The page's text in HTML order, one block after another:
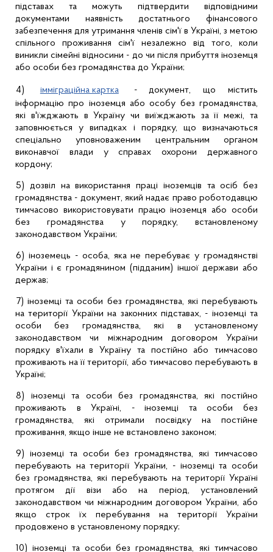
підставах та можуть підтвердити відповідними
документами наявність достатнього фінансового
забезпечення для утримання членів сім'ї в Україні, з метою
спільного проживання сім'ї незалежно від того, коли
виникли сімейні відносини - до чи після прибуття іноземця
або особи без громадянства до України;
4) імміграційна картка
- документ, що містить
інформацію про іноземця або особу без громадянства,
які в'їжджають в Україну чи виїжджають за її межі, та
заповнюється у випадках і порядку, що визначаються
спеціально уповноваженим центральним органом
виконавчої влади у справах охорони державного
кордону;
5) дозвіл на використання праці іноземців та осіб без
громадянства - документ, який надає право роботодавцю
тимчасово використовувати працю іноземця або особи
без громадянства у порядку, встановленому
законодавством України;
6) іноземець - особа, яка не перебуває у громадянстві
України і є громадянином (підданим) іншої держави або
держав;
7) іноземці та особи без громадянства, які перебувають
на території України на законних підставах, - іноземці та
особи без громадянства, які в установленому
законодавством чи міжнародним договором України
порядку в'їхали в Україну та постійно або тимчасово
проживають на її території, або тимчасово перебувають в
Україні;
8) іноземці та особи без громадянства, які постійно
проживають в Україні, - іноземці та особи без
громадянства, які отримали посвідку на постійне
проживання, якщо інше не встановлено законом;
9) іноземці та особи без громадянства, які тимчасово
перебувають на території України, - іноземці та особи
без громадянства, які перебувають на території Україні
протягом дії візи або на період, установлений
законодавством чи міжнародним договором України, або
якщо строк їх перебування на території України
продовжено в установленому порядку;
10) іноземці та особи без громадянства, які тимчасово